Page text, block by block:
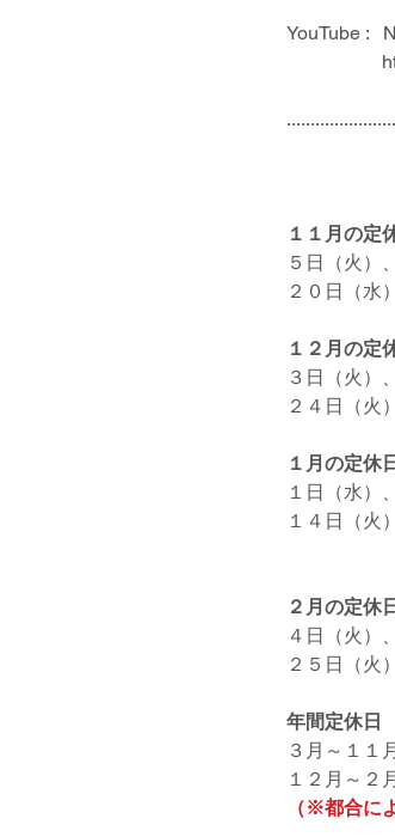
YouTube :
１１月の定
５日（火）
２０日（水
１２月の定
３日（火）
２４日（火
１月の定休
１日（水）
１４日（火
２月の定休
４日（火）
２５日（火）
年間定休日
３月～１１
１２月～２
（※都合に